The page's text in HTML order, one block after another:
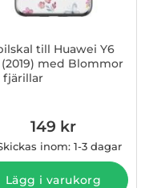
till Huawei Y6
(2019) med Blommor
fjärillar
149 kr
inom: 1-3 dagar
Lägg i varukorg